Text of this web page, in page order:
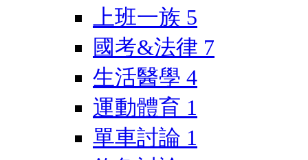
上班一族 5
國考&法律 7
生活醫學 4
運動體育 1
單車討論 1